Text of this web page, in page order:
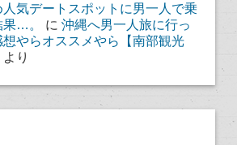
気デートスポットに男一人で乗
…。
に 沖縄へ男一人旅に行っ
やらオススメやら【南部観光
より